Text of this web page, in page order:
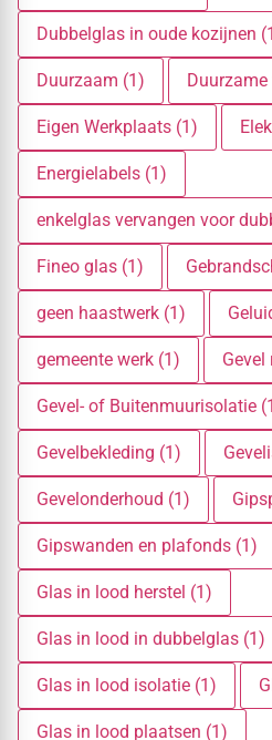
Dubbelglas in oude kozijnen
Duurzaam (1)
Eigen Werkplaats (1)
Energielabels (1)
enkelglas vervangen voor
Fineo glas (1)
geen haastwerk (1)
gemeente werk (1) Gevel
Gevel- of Buitenmuurisolatie
Gevelbekleding (1)
Gevelonderhoud (1)
Gipswanden en plafonds (1)
Glas in lood herstel (1)
Glas in lood in dubbelglas (1)
Glas in lood isolatie (1)
Glas in lood plaatsen (1)